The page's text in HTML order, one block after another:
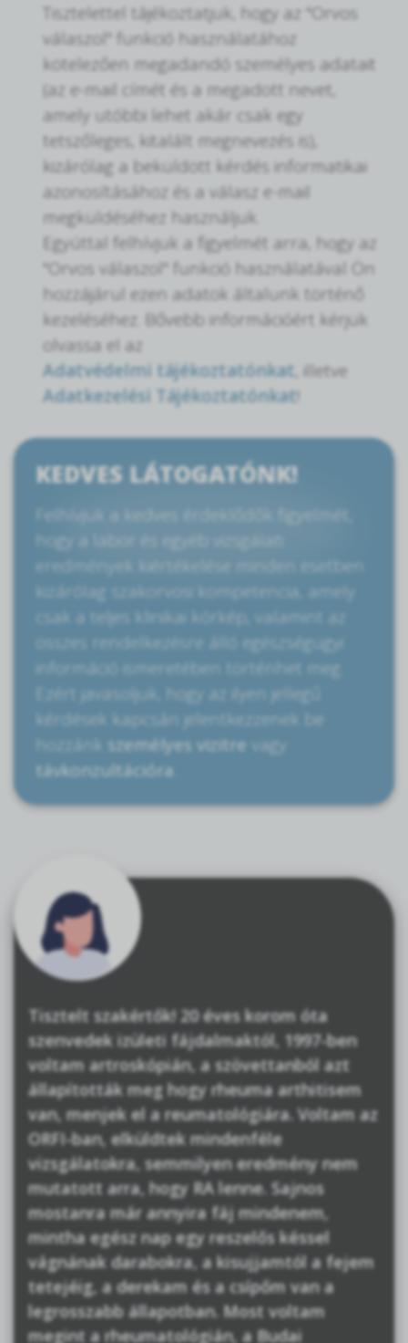
Tisztelettel tájékoztatjuk, hogy az "Orvos
válaszol" funkció használatához
kötelezően megadandó személyes adatait
(az e-mail címét és a megadott nevet,
amely utóbbi lehet akár csak egy
tetszőleges, kitalált megnevezés is),
kizárólag a beküldött kérdés informatikai
azonosításához és a válasz e-mail
megküldéséhez használjuk.
Egyúttal felhívjuk a figyelmét arra, hogy az
"Orvos válaszol" funkció használatával Ön
hozzájárul ezen adatok általunk történő
kezeléséhez. Bővebb információért kérjük
olvassa el az
Adatvédelmi tájékoztatónkat , illetve
Adatkezelési Tájékoztatónkat!
KEDVES LÁTOGATÓNK!
Felhívjuk a kedves érdeklődők figyelmét,
hogy a labor és egyéb vizsgálati
eredmények kiértékelése minden esetben
kizárólag szakorvosi kompetencia, amely
csak a teljes klinikai kórkép, valamint az
összes rendelkezésre álló egészségügyi
információ ismeretében történhet meg.
Ezért javasoljuk, hogy az ilyen jellegű
kérdések kapcsán jelentkezzenek be
hozzánk személyes vizitre vagy
távkonzultációra
Tisztelt szakértők! 20 éves korom óta
szenvedek izületi fájdalmaktól, 1997-ben
voltam artroskópián, a szövettanból azt
állapították meg hogy rheuma arthitisem
van, menjek el a reumatológiára. Voltam az
ORFI-ban, elküldtek mindenféle
vizsgálatokra, semmilyen eredmény nem
mutatott arra, hogy RA lenne. Sajnos
mostanra már annyira fáj mindenem,
mintha egész nap egy reszelős késsel
vágnának darabokra, a kisujjamtól a fejem
tetejéig, a derekam és a csípőm van a
legrosszabb állapotban. Most voltam
megint a rheumatológián, a Budai